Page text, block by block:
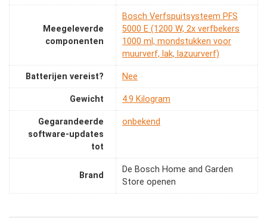
Meegeleverde
componenten
‎Bosch Verfspuitsysteem PFS
5000 E (1200 W, 2x verfbekers
1000 ml, mondstukken voor
muurverf, lak, lazuurverf)
Batterijen vereist? ‎Nee
Gewicht ‎4.9 Kilogram
Gegarandeerde
software-updates
tot
‎onbekend
Brand
De Bosch Home and Garden
Store openen